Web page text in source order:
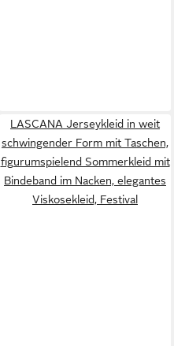
LASCANA Jerseykleid in weit
schwingender Form mit Taschen,
figurumspielend Sommerkleid mit
Bindeband im Nacken, elegantes
Viskosekleid, Festival